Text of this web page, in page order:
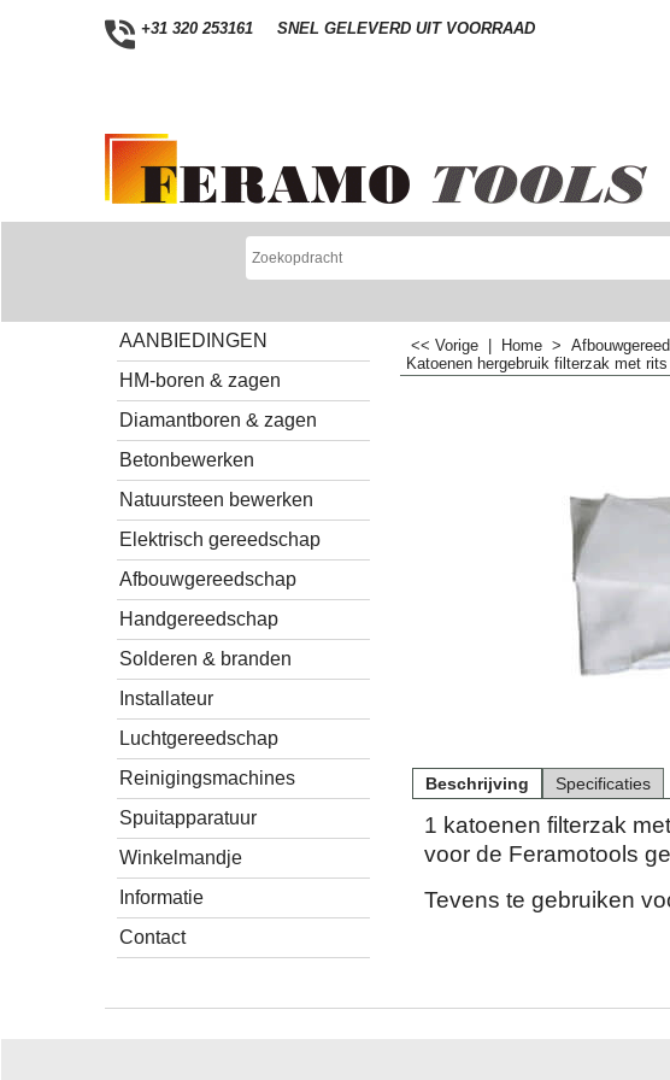
+31 320 253161 SNEL GELEVERD UIT VOORRAAD
AANBIEDINGEN
HM-boren & zagen
Diamantboren & zagen
Betonbewerken
Natuursteen bewerken
Elektrisch gereedschap
Afbouwgereedschap
Handgereedschap
Solderen & branden
Installateur
Luchtgereedschap
Reinigingsmachines
Spuitapparatuur
Winkelmandje
Informatie
Contact
<< Vorige Home >
Katoenen hergebruik filterzak met
Beschrijving Specificaties
1 katoenen filterzak
voor de Feramotools
Tevens te gebruiken